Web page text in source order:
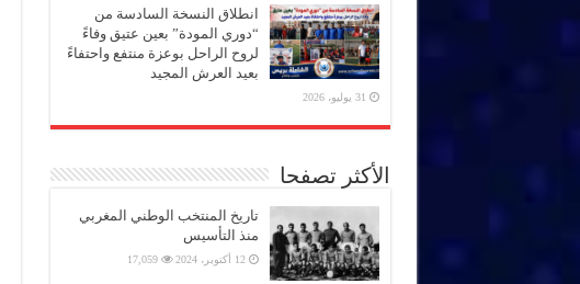
انطلاق النسخة السادسة من
“دوري المودة” بعين عتيق وفاءً
لروح الراحل بوعزة منتفع واحتفاءً
بعيد العرش المجيد
31 يوليو، 2026
الأكثر تصفحا
تاريخ المنتخب الوطني المغربي
منذ التأسيس
12 أكتوبر، 2024 17,059